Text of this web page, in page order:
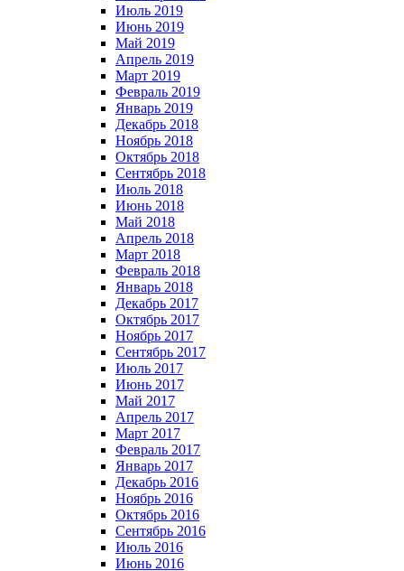
Июль 2019
Июнь 2019
Май 2019
Апрель 2019
Март 2019
Февраль 2019
Январь 2019
Декабрь 2018
Ноябрь 2018
Октябрь 2018
Сентябрь 2018
Июль 2018
Июнь 2018
Май 2018
Апрель 2018
Март 2018
Февраль 2018
Январь 2018
Декабрь 2017
Октябрь 2017
Ноябрь 2017
Сентябрь 2017
Июль 2017
Июнь 2017
Май 2017
Апрель 2017
Март 2017
Февраль 2017
Январь 2017
Декабрь 2016
Ноябрь 2016
Октябрь 2016
Сентябрь 2016
Июль 2016
Июнь 2016